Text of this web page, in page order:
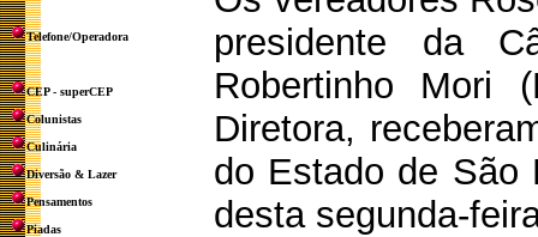
Telefone/Operadora
CEP - superCEP
Colunistas
Culinária
Diversão & Lazer
Pensamentos
Piadas
presidente da
Robertinho Mori
Diretora,
do Estado de São
desta segunda-